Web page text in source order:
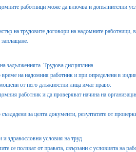
работници може да влючва и допълнителни
на трудовите договори на надомните работници,
задълженията. Трудова дисциплина.
на надомния работник и при определени в
от него длъжностни лица имат право:
работник и да проверяват начина на
за целта документи, резултатите от
и здравословни условия на труд
се ползват от правата, свързани с условията на